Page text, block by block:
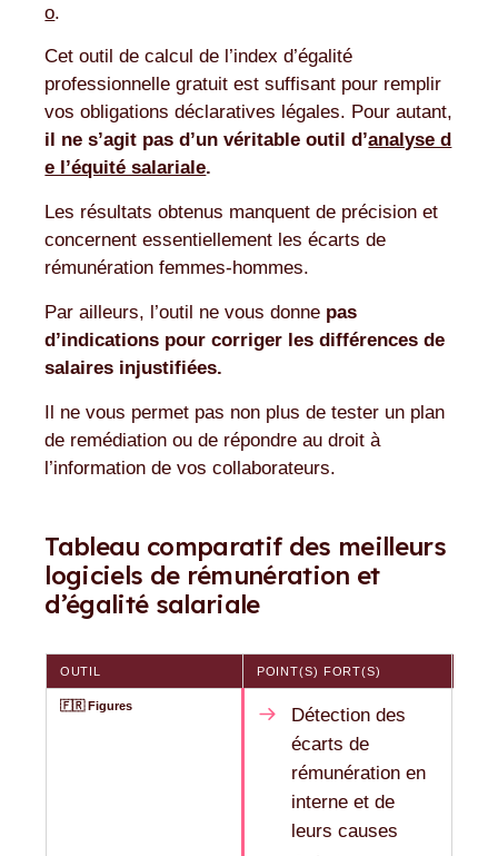
o.
Cet outil de calcul de l’index d’égalité
professionnelle gratuit est suffisant pour remplir
vos obligations déclaratives légales. Pour autant,
il ne s’agit pas d’un véritable outil d’analyse d
e l’équité salariale.
Les résultats obtenus manquent de précision et
concernent essentiellement les écarts de
rémunération femmes-hommes.
Par ailleurs, l’outil ne vous donne pas
d’indications pour corriger les différences de
salaires injustifiées.
Il ne vous permet pas non plus de tester un plan
de remédiation ou de répondre au droit à
l’information de vos collaborateurs.
Tableau comparatif des meilleurs
logiciels de rémunération et
d’égalité salariale
OUTIL POINT(S) FORT(S)
🇫🇷 Figures
Détection des
écarts de
rémunération en
interne et de
leurs causes